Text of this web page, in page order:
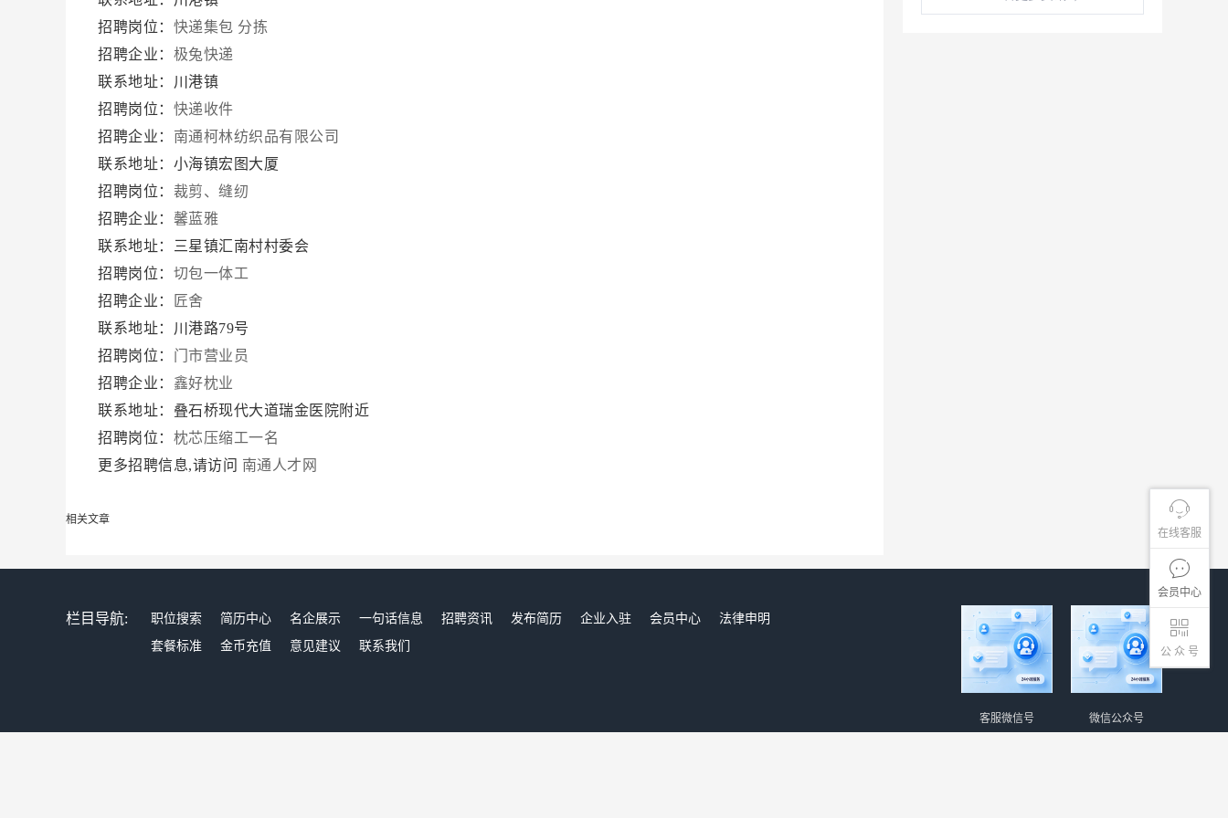
在线客服
会员中心
公 众 号
招聘岗位： 快递集包 分拣
招聘企业： 极兔快递
联系地址：川港镇
招聘岗位： 快递收件
招聘企业： 南通柯林纺织品有限公司
联系地址：小海镇宏图大厦
招聘岗位： 裁剪、缝纫
招聘企业： 馨蓝雅
联系地址：三星镇汇南村村委会
招聘岗位： 切包一体工
招聘企业：
匠舍
联系地址：川港路79号
招聘岗位： 门市营业员
招聘企业： 鑫好枕业
联系地址：叠石桥现代大道瑞金医院附近
招聘岗位： 枕芯压缩工一名
更多招聘信息,请访问 南通人才网
相关文章
栏目导航: 职位搜索 简历中心 名企展示 一句话信息 招聘资讯 发布简历 企业入驻 会员中心
法律申明
套餐标准
金币充值 意见建议 联系我们
微信公众号
客服微信号